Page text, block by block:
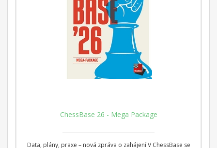
ChessBase 26 - Mega Package
Data, plány, praxe – nová zpráva o zahájení V ChessBase se